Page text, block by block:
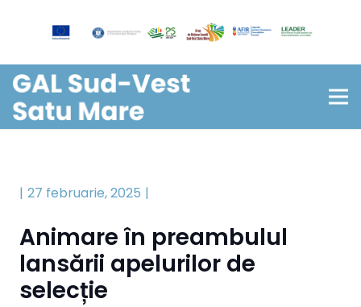
27 februarie, 2025
Animare în preambulul
lansării apelurilor de
selecție